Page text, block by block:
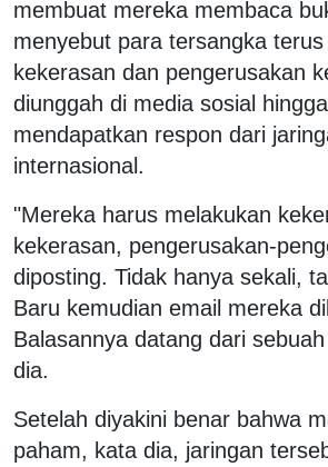
membuat mereka membaca
menyebut para tersangka
kekerasan dan pengerusakan
diunggah di media sosial
mendapatkan respon dari
internasional.
"Mereka harus melakukan
kekerasan, pengerusakan-
diposting. Tidak hanya sekali,
Baru kemudian email mereka
Balasannya datang dari
dia.
Setelah diyakini benar bahwa
paham, kata dia, jaringan